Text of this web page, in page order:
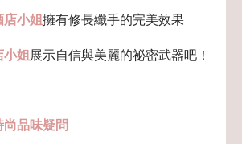
店小姐擁有修長纖手的完美效果
小姐 展示自信與美麗的祕密武器吧！
品味疑問